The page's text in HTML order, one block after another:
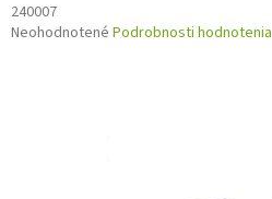
240007
Priemerné
Neohodnotené Podrobnosti hodnotenia